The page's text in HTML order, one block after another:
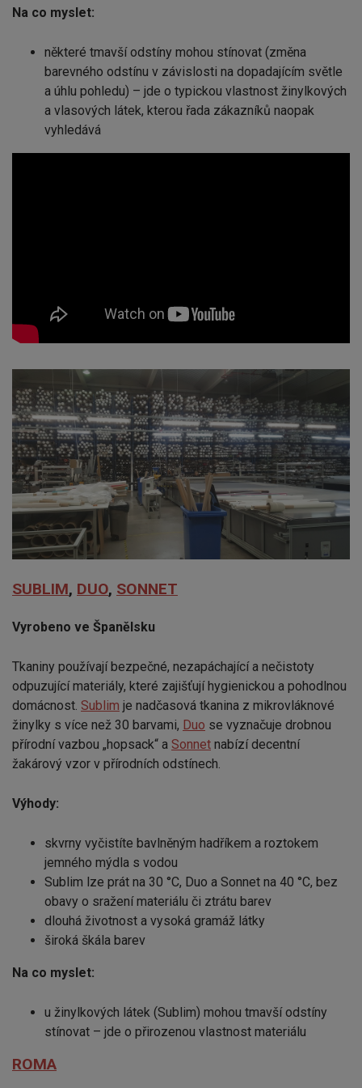
Na co myslet:
některé tmavší odstíny mohou stínovat (změna
barevného odstínu v závislosti na dopadajícím světle
a úhlu pohledu) – jde o typickou vlastnost žinylkových
a vlasových látek, kterou řada zákazníků naopak
vyhledává
SUBLIM, DUO, SONNET
Vyrobeno ve Španělsku
Tkaniny používají bezpečné, nezapáchající a nečistoty
odpuzující materiály, které zajišťují hygienickou a pohodlnou
domácnost. Sublim je nadčasová tkanina z mikrovláknové
žinylky s více než 30 barvami, Duo se vyznačuje drobnou
přírodní vazbou „hopsack“ a Sonnet nabízí decentní
žakárový vzor v přírodních odstínech.
Výhody:
skvrny vyčistíte bavlněným hadříkem a roztokem
jemného mýdla s vodou
Sublim lze prát na 30 °C, Duo a Sonnet na 40 °C, bez
obavy o sražení materiálu či ztrátu barev
dlouhá životnost a vysoká gramáž látky
široká škála barev
Na co myslet:
u žinylkových látek (Sublim) mohou tmavší odstíny
stínovat – jde o přirozenou vlastnost materiálu
ROMA